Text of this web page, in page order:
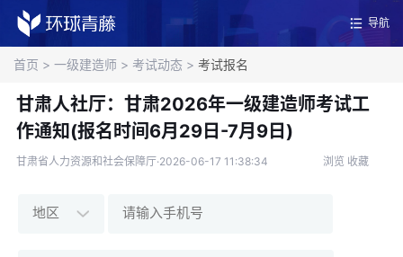
导航
首页 > 一级建造师 > 考试动态 > 考试报名
甘肃人社厅：甘肃2026年一级建造师考试工
作通知(报名时间6月29日-7月9日)
甘肃省人力资源和社会保障厅·2026-06-17 11:38:34 浏览 收藏